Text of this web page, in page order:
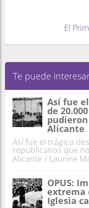
El
Te puede
Así fue
de
Alicante
Así fue el trágico
republicanos que
Alicante / Laurine
OPUS:
extrema
Iglesia